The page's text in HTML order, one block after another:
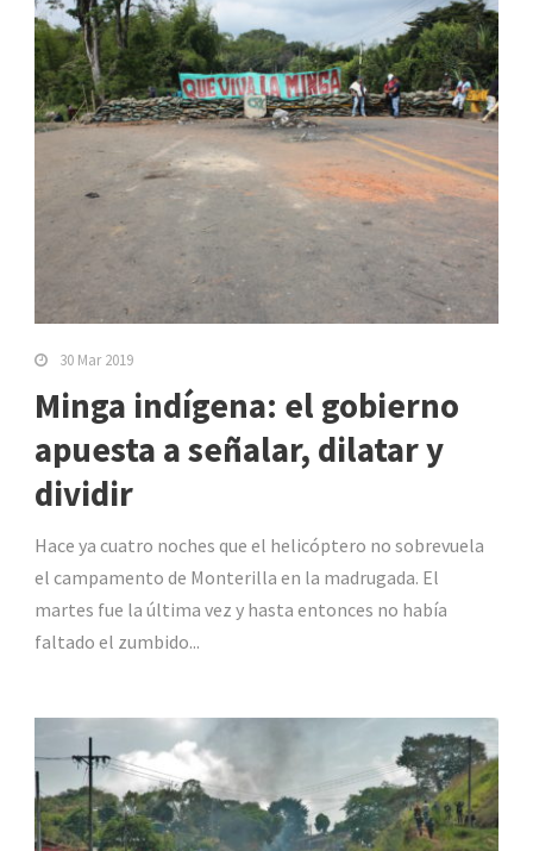
30 Mar 2019
Minga indígena: el gobierno
apuesta a señalar, dilatar y
dividir
Hace ya cuatro noches que el helicóptero no sobrevuela
el campamento de Monterilla en la madrugada. El
martes fue la última vez y hasta entonces no había
faltado el zumbido...